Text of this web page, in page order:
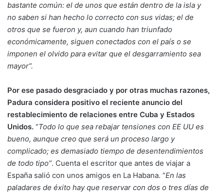
bastante común: el de unos que están dentro de la isla y
no saben si han hecho lo correcto con sus vidas; el de
otros que se fueron y, aun cuando han triunfado
económicamente, siguen conectados con el país o se
imponen el olvido para evitar que el desgarramiento sea
mayor”.
Por ese pasado desgraciado y por otras muchas razones,
Padura considera positivo el reciente anuncio del
restablecimiento de relaciones entre Cuba y Estados
Unidos. “Todo lo que sea rebajar tensiones con EE UU es
bueno, aunque creo que será un proceso largo y
complicado; es demasiado tiempo de desentendimientos
de todo tipo”. Cuenta el escritor que antes de viajar a
España salió con unos amigos en La Habana. “En las
paladares de éxito hay que reservar con dos o tres días de